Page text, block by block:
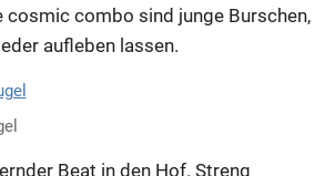
cosmic combo sind junge Burschen,
aufleben lassen.
Beat in den Hof. Streng